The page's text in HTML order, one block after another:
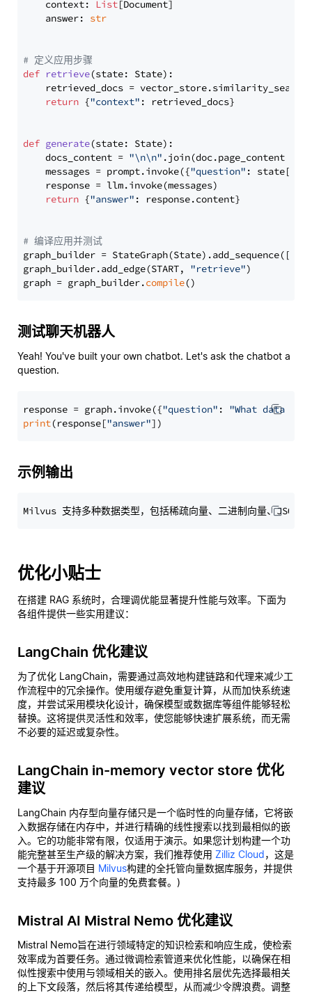
    context:
List[Document]
    answer:
str
# 定义应用步骤
def retrieve(state: State):
retrieved_docs =
return {"context" : retrieved_docs}
def generate(state: State):
    docs_content =
"\n\n" .join(doc.page_content
    messages = prompt.invoke({
"question" : state[
    response = llm.invoke(messages)
return {"answer" : response.content}
# 编译应用并测试
graph_builder =
graph_builder.add_edge(START, "retrieve")
graph = graph_builder.compile
测试聊天机器人
Yeah! You've built your own chatbot. Let's ask the chatbot a
question.
response = graph.invoke({"question" : "What data
print(response["answer"
示例输出
优化小贴士
在搭建 RAG 系统时，合理调优能显著提升性能与效率。下面为
各组件提供一些实用建议：
LangChain 优化建议
为了优化 LangChain，需要通过高效地构建链路和代理来减少工
作流程中的冗余操作。使用缓存避免重复计算，从而加快系统速
度，并尝试采用模块化设计，确保模型或数据库等组件能够轻松
替换。这将提供灵活性和效率，使您能够快速扩展系统，而无需
不必要的延迟或复杂性。
LangChain in-memory vector store 优化
建议
LangChain 内存型向量存储只是一个临时性的向量存储，它将嵌
入数据存储在内存中，并进行精确的线性搜索以找到最相似的嵌
入。它的功能非常有限，仅适用于演示。如果您计划构建一个功
能完整甚至生产级的解决方案，我们推荐使用 Zilliz Cloud，这是
一个基于开源项目 Milvus构建的全托管向量数据库服务，并提供
支持最多 100 万个向量的免费套餐。)
Mistral AI Mistral Nemo 优化建议
Mistral Nemo旨在进行领域特定的知识检索和响应生成，使检索
效率成为首要任务。通过微调检索管道来优化性能，以确保在相
似性搜索中使用与领域相关的嵌入。使用排名层优先选择最相关
的上下文段落，然后将其传递给模型，从而减少令牌浪费。调整